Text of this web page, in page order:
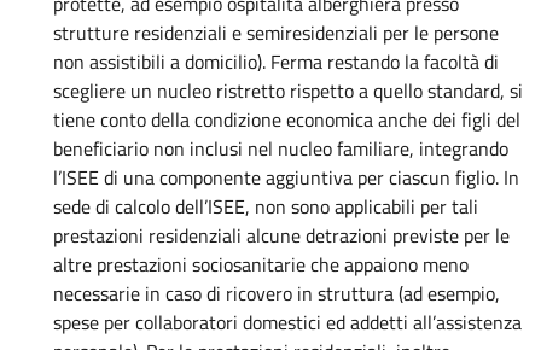
strutture residenziali e semiresidenziali per le persone
non assistibili a domicilio). Ferma restando la facoltà di
scegliere un nucleo ristretto rispetto a quello standard, si
tiene conto della condizione economica anche dei figli del
beneficiario non inclusi nel nucleo familiare, integrando
l’ISEE di una componente aggiuntiva per ciascun figlio. In
sede di calcolo dell’ISEE, non sono applicabili per tali
prestazioni residenziali alcune detrazioni previste per le
altre prestazioni sociosanitarie che appaiono meno
necessarie in caso di ricovero in struttura (ad esempio,
spese per collaboratori domestici ed addetti all’assistenza